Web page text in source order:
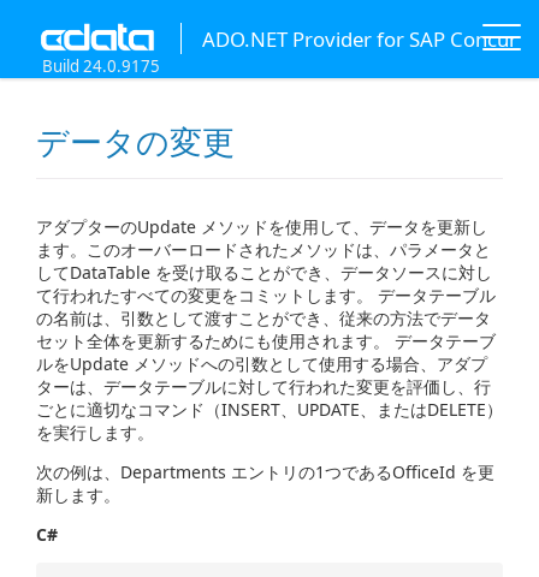
ADO.NET Provider for SAP Concur
Build 24.0.9175
データの変更
アダプターのUpdate メソッドを使用して、データを更新し
ます。このオーバーロードされたメソッドは、パラメータと
してDataTable を受け取ることができ、データソースに対し
て行われたすべての変更をコミットします。 データテーブル
の名前は、引数として渡すことができ、従来の方法でデータ
セット全体を更新するためにも使用されます。 データテーブ
ルをUpdate メソッドへの引数として使用する場合、アダプ
ターは、データテーブルに対して行われた変更を評価し、行
ごとに適切なコマンド（INSERT、UPDATE、またはDELETE）
を実行します。
次の例は、Departments エントリの1つであるOfficeId を更
新します。
C#